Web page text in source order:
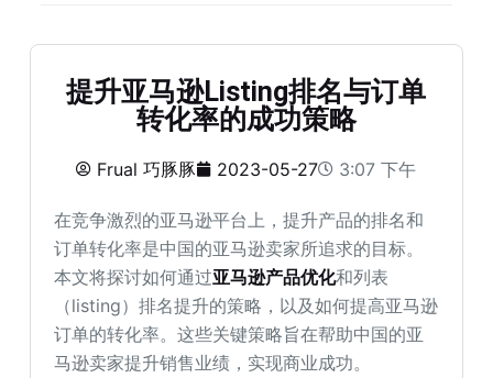
提升亚马逊Listing排名与订单
转化率的成功策略
Frual 巧豚豚 2023-05-27 3:07 下午
在竞争激烈的亚马逊平台上，提升产品的排名和
订单转化率是中国的亚马逊卖家所追求的目标。
本文将探讨如何通过亚马逊产品优化和列表
（listing）排名提升的策略，以及如何提高亚马逊
订单的转化率。这些关键策略旨在帮助中国的亚
马逊卖家提升销售业绩，实现商业成功。